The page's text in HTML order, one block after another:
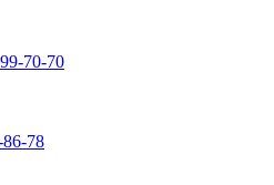
70-70
78